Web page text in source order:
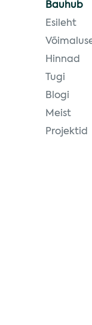
Bauhub
Esileht
Hinnad
Tugi
Blogi
Meist
Projektid